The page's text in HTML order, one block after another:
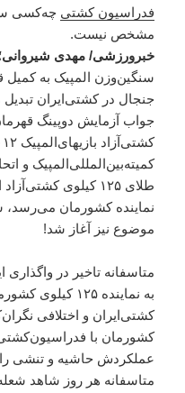
فدراسیون کشتی چه‌کسی
مشخص نیست.
خبرورزشی/ مهدی
سنگین‌وزن المپیک به
جنجال در کشتی‌ایران
جواب آزمایش دوپینگ
کمیته‌بین‌المللی‌المپیک و
طلای ۱۲۵ کیلوی
نماینده کشورمان می‌رسد،
موضوع نیز آغاز شد!
به نماینده ۱۲۵
کشتی‌ایران و اختلافی
کشورمان با فدراسیون‌کشتی
عملکردش حاشیه و تنشی را
متاسفانه هر روز شاهد